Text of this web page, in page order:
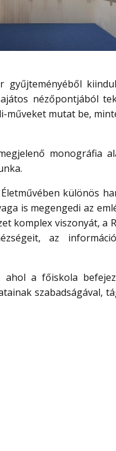
gyűjteményéből
nézőpontjából
műveket mutat be,
monográfia
különös
is megengedi az
komplex viszonyát, a
az
a főiskola
szabadságával,